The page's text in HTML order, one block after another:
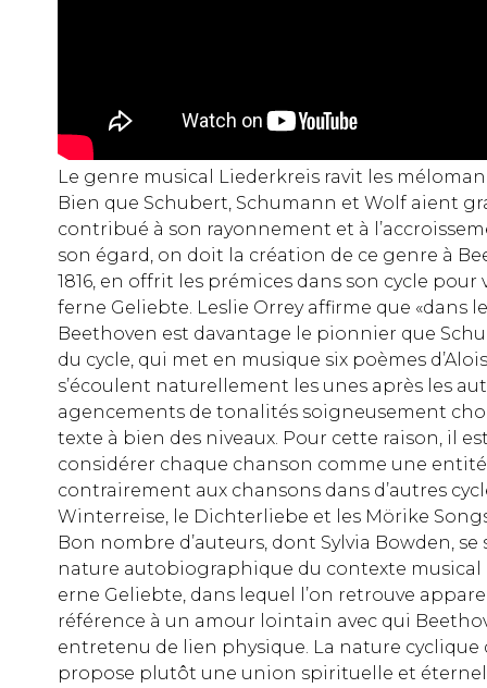
Le genre musical Liederkreis ravit les
Bien que Schubert, Schumann et Wolf aient
contribué à son rayonnement et à
son égard, on doit la création de ce genre à
1816, en offrit les prémices dans son cycle
ferne Geliebte. Leslie Orrey affirme que «dans
Beethoven est davantage le pionnier que
du cycle, qui met en musique six poèmes
s’écoulent naturellement les unes après les
agencements de tonalités soigneusement
texte à bien des niveaux. Pour cette raison, il
considérer chaque chanson comme une
contrairement aux chansons dans d’autres
Winterreise, le Dichterliebe et les Mörike
Bon nombre d’auteurs, dont Sylvia Bowden,
nature autobiographique du contexte musical
erne Geliebte, dans lequel l’on retrouve
référence à un amour lointain avec qui
entretenu de lien physique. La nature cyclique
propose plutôt une union spirituelle et